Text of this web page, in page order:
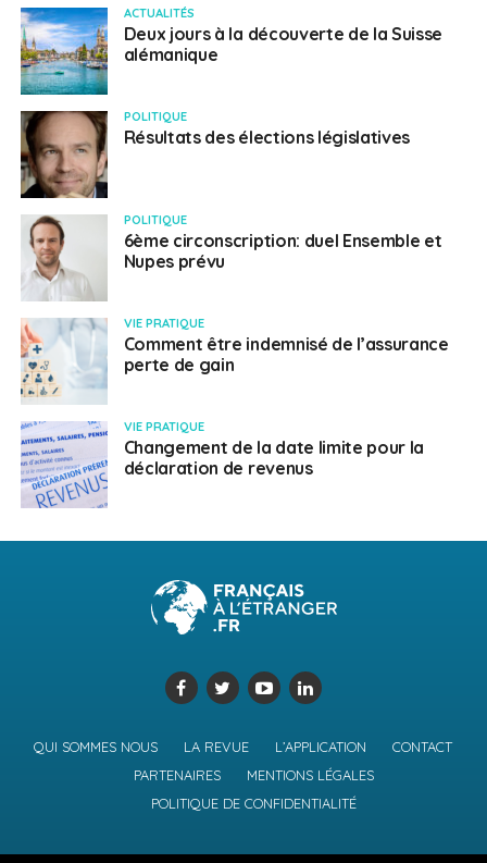
ACTUALITÉS
Deux jours à la découverte de la Suisse
alémanique
POLITIQUE
Résultats des élections législatives
POLITIQUE
6ème circonscription: duel Ensemble et
Nupes prévu
VIE PRATIQUE
Comment être indemnisé de l’assurance
perte de gain
VIE PRATIQUE
Changement de la date limite pour la
déclaration de revenus
QUI SOMMES NOUS LA REVUE L’APPLICATION
CONTACT
PARTENAIRES
MENTIONS LÉGALES
POLITIQUE DE CONFIDENTIALITÉ